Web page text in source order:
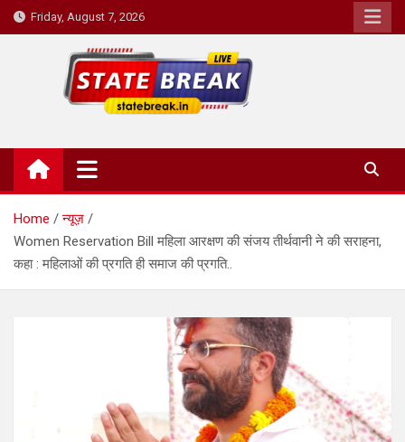
Skip
to
Friday, August 7, 2026
State Break
Home
न्यूज़
Women Reservation Bill महिला आरक्षण की संजय तीर्थवानी ने की सराहना,
कहा : महिलाओं की प्रगति ही समाज की प्रगति..